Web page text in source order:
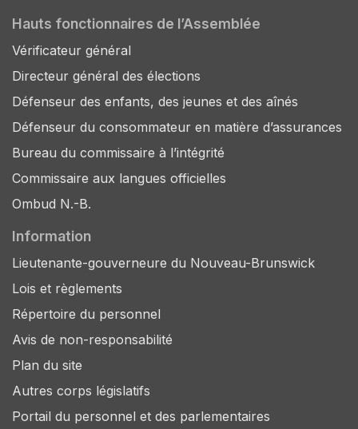
Hauts fonctionnaires de l’Assemblée
Vérificateur général
Directeur général des élections
Défenseur des enfants, des jeunes et des aînés
Défenseur du consommateur en matière d’assurances
Bureau du commissaire à l’intégrité
Commissaire aux langues officielles
Ombud N.-B.
Information
Lieutenante-gouverneure du Nouveau-Brunswick
Lois et règlements
Répertoire du personnel
Avis de non-responsabilité
Plan du site
Autres corps législatifs
Portail du personnel et des parlementaires